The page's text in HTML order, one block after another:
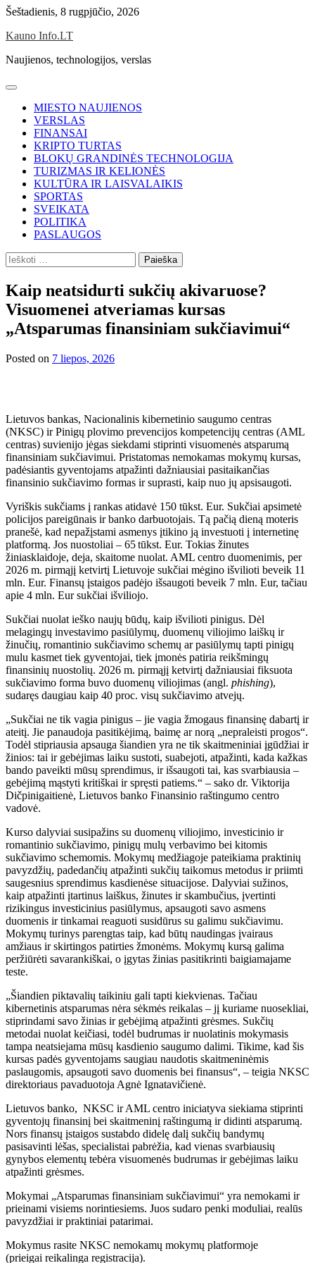
Skip
content
Šeštadienis, 8 rugpjūčio, 2026
Kauno Info.LT
Naujienos, technologijos, verslas
MIESTO NAUJIENOS
VERSLAS
FINANSAI
KRIPTO TURTAS
BLOKŲ GRANDINĖS TECHNOLOGIJA
TURIZMAS IR KELIONĖS
KULTŪRA IR LAISVALAIKIS
SPORTAS
SVEIKATA
POLITIKA
PASLAUGOS
Ieškoti:
Kaip neatsidurti sukčių akivaruose?
Visuomenei atveriamas kursas
„Atsparumas finansiniam sukčiavimui“
Posted on 7 liepos, 2026
Lietuvos bankas, Nacionalinis kibernetinio saugumo centras
(NKSC) ir Pinigų plovimo prevencijos kompetencijų centras (AML
centras) suvienijo jėgas siekdami stiprinti visuomenės atsparumą
finansiniam sukčiavimui. Pristatomas nemokamas mokymų kursas,
padėsiantis gyventojams atpažinti dažniausiai pasitaikančias
finansinio sukčiavimo formas ir suprasti, kaip nuo jų apsisaugoti.
Vyriškis sukčiams į rankas atidavė 150 tūkst. Eur. Sukčiai apsimetė
policijos pareigūnais ir banko darbuotojais. Tą pačią dieną moteris
pranešė, kad nepažįstami asmenys įtikino ją investuoti į internetinę
platformą. Jos nuostoliai – 65 tūkst. Eur. Tokias žinutes
žiniasklaidoje, deja, skaitome nuolat. AML centro duomenimis, per
2026 m. pirmąjį ketvirtį Lietuvoje sukčiai mėgino išvilioti beveik 11
mln. Eur. Finansų įstaigos padėjo išsaugoti beveik 7 mln. Eur, tačiau
apie 4 mln. Eur sukčiai išviliojo.
Sukčiai nuolat ieško naujų būdų, kaip išvilioti pinigus. Dėl
melagingų investavimo pasiūlymų, duomenų viliojimo laiškų ir
žinučių, romantinio sukčiavimo schemų ar pasiūlymų tapti pinigų
mulu kasmet tiek gyventojai, tiek įmonės patiria reikšmingų
finansinių nuostolių. 2026 m. pirmąjį ketvirtį dažniausiai fiksuota
sukčiavimo forma buvo duomenų viliojimas (angl. phishing),
sudaręs daugiau kaip 40 proc. visų sukčiavimo atvejų.
„Sukčiai ne tik vagia pinigus – jie vagia žmogaus finansinę dabartį ir
ateitį. Jie panaudoja pasitikėjimą, baimę ar norą „nepraleisti progos“.
Todėl stipriausia apsauga šiandien yra ne tik skaitmeniniai įgūdžiai ir
žinios: tai ir gebėjimas laiku sustoti, suabejoti, atpažinti, kada kažkas
bando paveikti mūsų sprendimus, ir išsaugoti tai, kas svarbiausia –
gebėjimą mąstyti kritiškai ir spręsti patiems.“ – sako dr. Viktorija
Dičpinigaitienė, Lietuvos banko Finansinio raštingumo centro
vadovė.
Kurso dalyviai susipažins su duomenų viliojimo, investicinio ir
romantinio sukčiavimo, pinigų mulų verbavimo bei kitomis
sukčiavimo schemomis. Mokymų medžiagoje pateikiama praktinių
pavyzdžių, padedančių atpažinti sukčių taikomus metodus ir priimti
saugesnius sprendimus kasdienėse situacijose. Dalyviai sužinos,
kaip atpažinti įtartinus laiškus, žinutes ir skambučius, įvertinti
rizikingus investicinius pasiūlymus, apsaugoti savo asmens
duomenis ir tinkamai reaguoti susidūrus su galimu sukčiavimu.
Mokymų turinys parengtas taip, kad būtų naudingas įvairaus
amžiaus ir skirtingos patirties žmonėms. Mokymų kursą galima
peržiūrėti savarankiškai, o įgytas žinias pasitikrinti baigiamajame
teste.
„Šiandien piktavalių taikiniu gali tapti kiekvienas. Tačiau
kibernetinis atsparumas nėra sėkmės reikalas – jį kuriame nuosekliai,
stiprindami savo žinias ir gebėjimą atpažinti grėsmes. Sukčių
metodai nuolat keičiasi, todėl budrumas ir nuolatinis mokymasis
tampa neatsiejama mūsų kasdienio saugumo dalimi. Tikime, kad šis
kursas padės gyventojams saugiau naudotis skaitmeninėmis
paslaugomis, apsaugoti savo duomenis bei finansus“, – teigia NKSC
direktoriaus pavaduotoja Agnė Ignatavičienė.
Lietuvos banko, NKSC ir AML centro iniciatyva siekiama stiprinti
gyventojų finansinį bei skaitmeninį raštingumą ir didinti atsparumą.
Nors finansų įstaigos sustabdo didelę dalį sukčių bandymų
pasisavinti lėšas, specialistai pabrėžia, kad vienas svarbiausių
gynybos elementų tebėra visuomenės budrumas ir gebėjimas laiku
atpažinti grėsmes.
Mokymai „Atsparumas finansiniam sukčiavimui“ yra nemokami ir
prieinami visiems norintiesiems. Juos sudaro penki moduliai, realūs
pavyzdžiai ir praktiniai patarimai.
Mokymus rasite NKSC nemokamų mokymų platformoje
(prieigai reikalinga registracija).